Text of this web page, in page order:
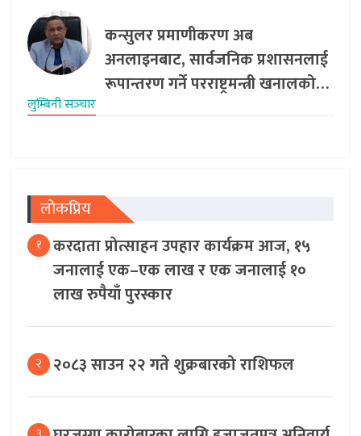
कन्सुलर प्रमाणीकरण अब
अनलाइनबाट, सार्वजनिक प्रशासनलाई
रूपान्तरण गर्ने परराष्ट्रमन्त्री खनालको…
लुम्बिनी सञ्‍चार
लोकप्रिय
१ करदाता प्रोत्साहन उपहार कार्यक्रम आज, १५
जनालाई एक–एक लाख र एक जनालाई १०
लाख रुपैयाँ पुरस्कार
२ २०८३ साउन २२ गते शुक्रबारको राशिफल